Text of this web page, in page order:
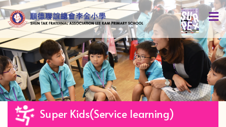
Super Kids(Service learning)